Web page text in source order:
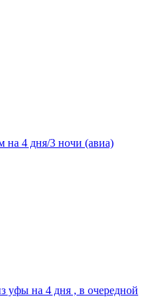
уфы на 4 дня , в очередной